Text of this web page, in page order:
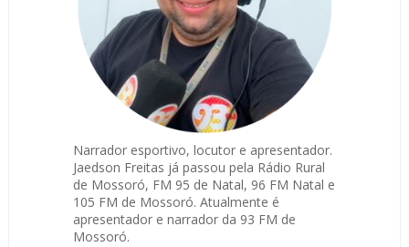
Narrador esportivo, locutor e apresentador.
Jaedson Freitas já passou pela Rádio Rural
de Mossoró, FM 95 de Natal, 96 FM Natal e
105 FM de Mossoró. Atualmente é
apresentador e narrador da 93 FM de
Mossoró.